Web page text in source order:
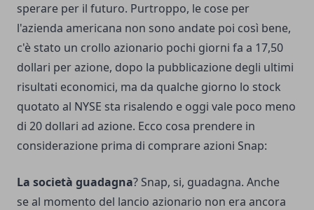
sperare per il futuro. Purtroppo, le cose per
l'azienda americana non sono andate poi così bene,
c'è stato un crollo azionario pochi giorni fa a 17,50
dollari per azione, dopo la pubblicazione degli ultimi
risultati economici, ma da qualche giorno lo stock
quotato al NYSE sta risalendo e oggi vale poco meno
di 20 dollari ad azione. Ecco cosa prendere in
considerazione prima di comprare azioni Snap:
La società guadagna? Snap, si, guadagna. Anche
se al momento del lancio azionario non era ancora